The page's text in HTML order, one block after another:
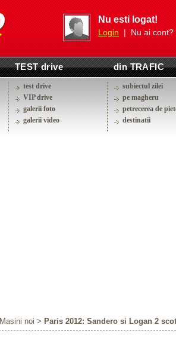
Nu esti logat!
Login| Nu ai cont?
TEST drive din TRAFIC
test drive
VIP drive
galerii foto
galerii video
subiectul zilei
pe magheru
petrecerea de
destinatii
Masini noi > Paris 2012: Sandero si Logan 2